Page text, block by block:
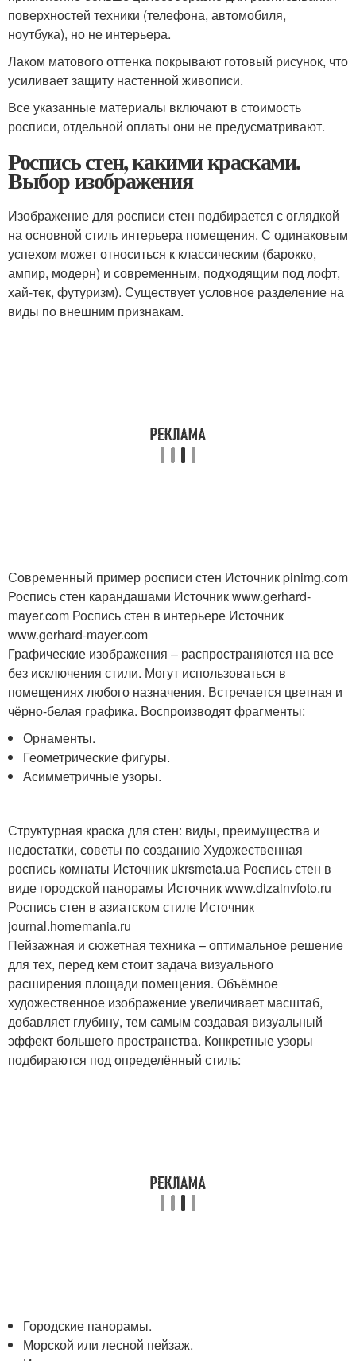
поверхностей техники (телефона, автомобиля,
ноутбука), но не интерьера.
Лаком матового оттенка покрывают готовый рисунок, что
усиливает защиту настенной живописи.
Все указанные материалы включают в стоимость
росписи, отдельной оплаты они не предусматривают.
Роспись стен, какими красками.
Выбор изображения
Изображение для росписи стен подбирается с оглядкой
на основной стиль интерьера помещения. С одинаковым
успехом может относиться к классическим (барокко,
ампир, модерн) и современным, подходящим под лофт,
хай-тек, футуризм). Существует условное разделение на
виды по внешним признакам.
Современный пример росписи стен Источник pinimg.com
Роспись стен карандашами Источник www.gerhard-
mayer.com Роспись стен в интерьере Источник
www.gerhard-mayer.com
Графические изображения – распространяются на все
без исключения стили. Могут использоваться в
помещениях любого назначения. Встречается цветная и
чёрно-белая графика. Воспроизводят фрагменты:
Орнаменты.
Геометрические фигуры.
Асимметричные узоры.
Структурная краска для стен: виды, преимущества и
недостатки, советы по созданиюХудожественная
роспись комнаты Источник ukrsmeta.ua Роспись стен в
виде городской панорамы Источник www.dizainvfoto.ru
Роспись стен в азиатском стиле Источник
journal.homemania.ru
Пейзажная и сюжетная техника – оптимальное решение
для тех, перед кем стоит задача визуального
расширения площади помещения. Объёмное
художественное изображение увеличивает масштаб,
добавляет глубину, тем самым создавая визуальный
эффект большего пространства. Конкретные узоры
подбираются под определённый стиль:
Городские панорамы.
Морской или лесной пейзаж.